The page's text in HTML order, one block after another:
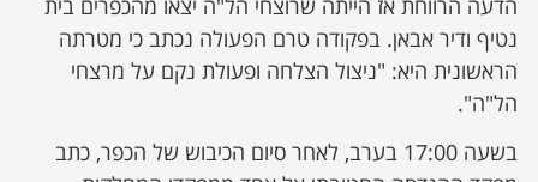
נטיף ודיר אבאן. בפקודה טרם הפעולה נכתב כי מטרתה
הראשונית היא: "ניצול הצלחה ופעולת נקם על מרצחי
הל"ה".
בשעה 17:00 בערב, לאחר סיום הכיבוש של הכפר, כתב